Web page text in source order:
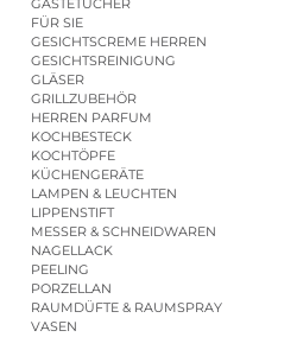
GÄSTETÜCHER
FÜR SIE
GESICHTSCREME HERREN
GESICHTSREINIGUNG
GLÄSER
GRILLZUBEHÖR
HERREN PARFUM
KOCHBESTECK
KOCHTÖPFE
KÜCHENGERÄTE
LAMPEN & LEUCHTEN
LIPPENSTIFT
MESSER & SCHNEIDWAREN
NAGELLACK
PEELING
PORZELLAN
RAUMDÜFTE & RAUMSPRAY
VASEN